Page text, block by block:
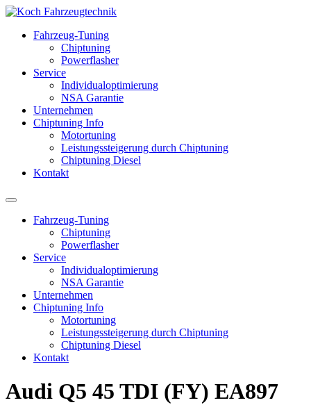
Fahrzeug-Tuning
Chiptuning
Powerflasher
Service
Individualoptimierung
NSA Garantie
Unternehmen
Chiptuning Info
Motortuning
Leistungssteigerung durch Chiptuning
Chiptuning Diesel
Kontakt
Fahrzeug-Tuning
Chiptuning
Powerflasher
Service
Individualoptimierung
NSA Garantie
Unternehmen
Chiptuning Info
Motortuning
Leistungssteigerung durch Chiptuning
Chiptuning Diesel
Kontakt
Audi Q5 45 TDI (FY) EA897